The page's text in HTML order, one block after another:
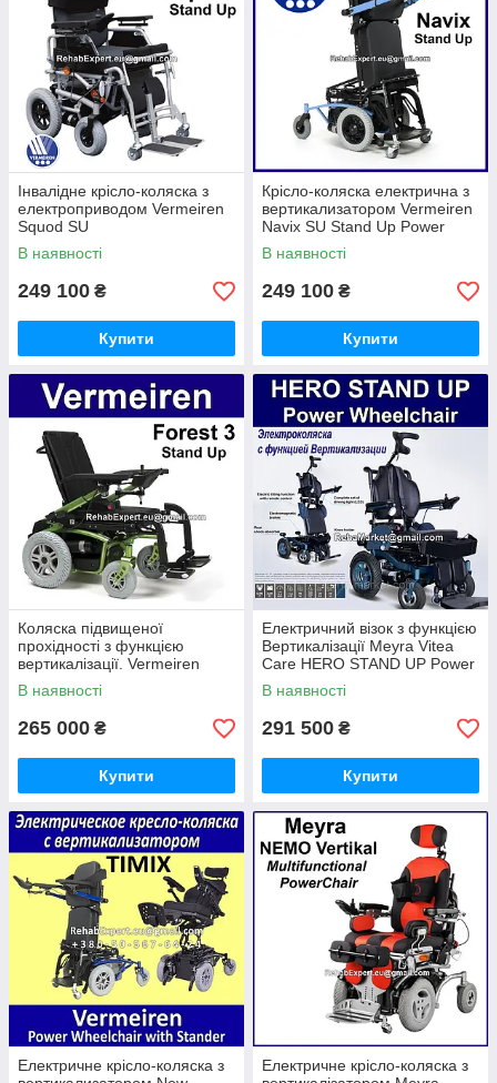
Інвалідне крісло-коляска з
електроприводом Vermeiren
Squod SU
В наявності
249 100 ₴
Купити
Крісло-коляска електрична з
вертикализатором Vermeiren
Navix SU Stand Up Power
Chair
В наявності
249 100 ₴
Купити
Коляска підвищеної
прохідності з функцією
вертикалізації. Vermeiren
Forest 3 Stand Up Power
В наявності
265 000 ₴
Купити
Електричний візок з функцією
Вертикалізації Meyra Vitea
Care HERO STAND UP Power
Chair Мах 9,5 km
В наявності
291 500 ₴
Купити
Електричне крісло-коляска з
Електричне крісло-коляска з